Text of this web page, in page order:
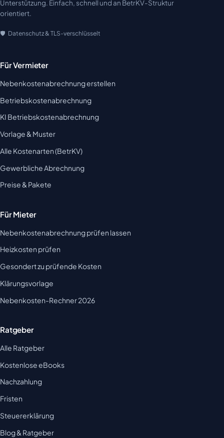
Unterstützung. Einfach, schnell und an BetrKV-Struktur
orientiert.
Datenschutz & TLS-verschlüsselt
Für Vermieter
Nebenkostenabrechnung erstellen
Betriebskostenabrechnung
KI Betriebskostenabrechnung
Vorlage & Muster
Alle Kostenarten (BetrKV)
Gewerbliche Abrechnung
Preise & Pakete
Für Mieter
Nebenkostenabrechnung prüfen lassen
Heizkosten prüfen
Gesondert zu prüfende Kosten
Klärungsvorlage
Nebenkosten-Rechner 2026
Ratgeber
Alle Ratgeber
Kostenlose eBooks
Nachzahlung
Fristen
Steuererklärung
Blog & Ratgeber